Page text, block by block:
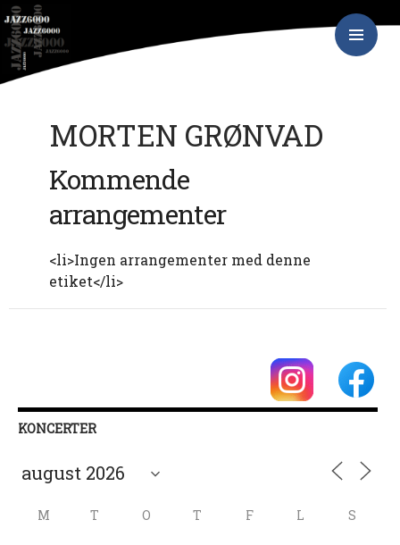
Hop
indhold
MORTEN GRØNVAD
Kommende
arrangementer
<li>Ingen arrangementer med denne
etiket</li>
KONCERTER
M T O T F L S